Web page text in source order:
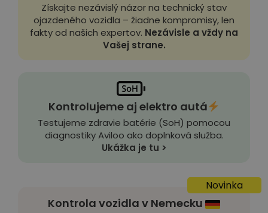
Získajte nezávislý názor na technický stav
ojazdeného vozidla – žiadne kompromisy, len
fakty od našich expertov. Nezávisle a vždy na
Vašej strane.
Kontrolujeme aj elektro autá
Testujeme zdravie batérie (SoH) pomocou
diagnostiky Aviloo ako doplnková služba.
Ukážka je tu >
Novinka
Kontrola vozidla v Nemecku